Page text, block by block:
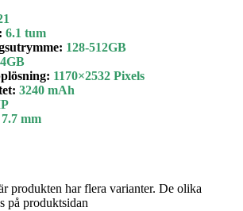
6.1 tum
: 128-512GB
4GB
1170×2532 Pixels
: 3240 mAh
mm
produkten har flera varianter. De olika
på produktsidan